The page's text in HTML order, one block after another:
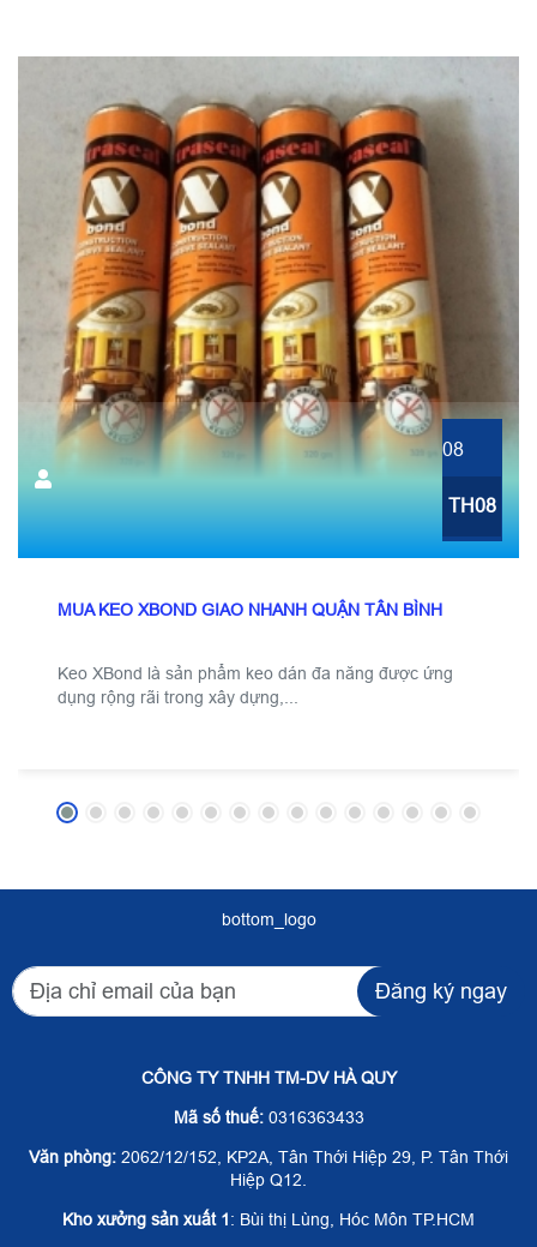
08
TH08
MUA KEO XBOND GIAO NHANH QUẬN TÂN BÌNH
Keo XBond là sản phẩm keo dán đa năng được ứng
dụng rộng rãi trong xây dựng,...
bottom_logo
Đăng ký ngay
CÔNG TY TNHH TM-DV HÀ QUY
Mã số thuế:0316363433
Văn phòng: 2062/12/152, KP2A, Tân Thới Hiệp 29, P. Tân Thới
Hiệp Q12.
Kho xưởng sản xuất 1: Bùi thị Lùng, Hóc Môn TP.HCM